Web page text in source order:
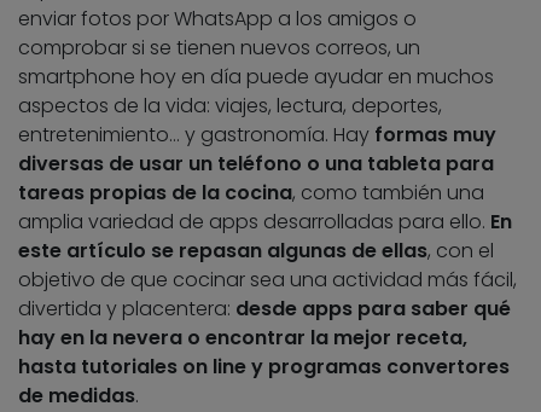
enviar fotos por WhatsApp a los amigos o
comprobar si se tienen nuevos correos, un
smartphone hoy en día puede ayudar en muchos
aspectos de la vida: viajes, lectura, deportes,
entretenimiento… y gastronomía. Hay formas muy
diversas de usar un teléfono o una tableta para
tareas propias de la cocina, como también una
amplia variedad de apps desarrolladas para ello. En
este artículo se repasan algunas de ellas, con el
objetivo de que cocinar sea una actividad más fácil,
divertida y placentera: desde apps para saber qué
hay en la nevera o encontrar la mejor receta,
hasta tutoriales on line y programas convertores
de medidas.